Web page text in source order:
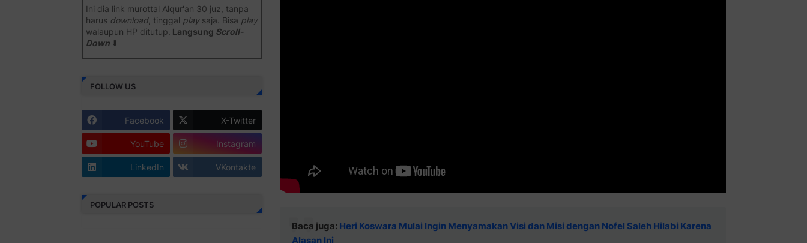
Baca juga: Heri Koswara Mulai Ingin Menyamakan Visi dan Misi dengan Nofel Saleh Hilabi Karena
Alasan Ini
Ini dia link murottal Alqur'an 30 juz, tanpa
harus download, tinggal playsaja. Bisa play
walaupun HP ditutup. Langsung Scroll-
Down⬇️
Juz 1 ⇨http://j.mp/2b8SiNO
Juz 2 ⇨http://j.mp/2b8RJmQ
Juz 3 ⇨http://j.mp/2bFSrtF
Juz 4 ⇨http://j.mp/2b8SXi3
Juz 5 ⇨http://j.mp/2b8RZm3
Juz 6 ⇨http://j.mp/28MBohs
FOLLOW US
Facebook X-Twitter
YouTube Instagram
LinkedIn VKontakte
POPULAR POSTS